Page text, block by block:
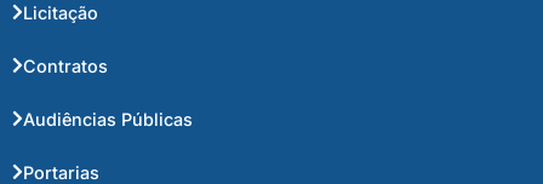
Licitação
Contratos
Audiências Públicas
Portarias